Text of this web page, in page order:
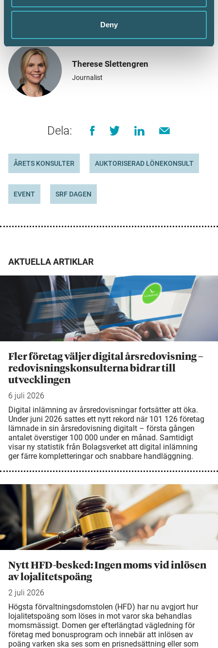
Deny
Therese Slettengren
Journalist
Dela:
ÅRETS KONSULTER AUKTORISERAD LÖNEKONSULT
EVENT SRF DAGEN
AKTUELLA ARTIKLAR
Fler företag väljer digital årsredovisning –
redovisningskonsulterna bidrar till
utvecklingen
6 juli 2026
Digital inlämning av årsredovisningar fortsätter att öka.
Under juni 2026 sattes ett nytt rekord när 101 126 företag
lämnade in sin årsredovisning digitalt – första gången
antalet överstiger 100 000 under en månad. Samtidigt
visar ny statistik från Bolagsverket att digital inlämning
ger färre kompletteringar och snabbare handläggning.
Nytt HFD-besked: Ingen moms vid inlösen
av lojalitetspoäng
2 juli 2026
Högsta förvaltningsdomstolen (HFD) har nu avgjort hur
lojalitetspoäng som löses in mot varor ska behandlas
momsmässigt. Domen ger efterlängtad vägledning för
företag med bonusprogram och innebär att inlösen av
poäng varken ska ses som en prisnedsättning eller som